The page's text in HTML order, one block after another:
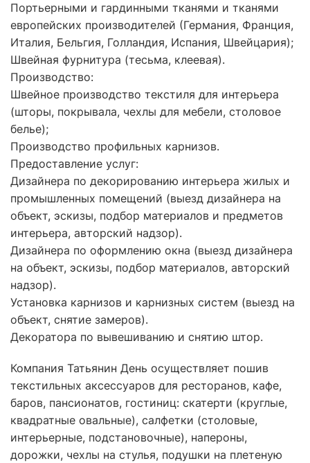
Портьерными и гардинными тканями и тканями
европейских производителей (Германия, Франция,
Италия, Бельгия, Голландия, Испания, Швейцария);
Швейная фурнитура (тесьма, клеевая).
Производство:
Швейное производство текстиля для интерьера
(шторы, покрывала, чехлы для мебели, столовое
белье);
Производство профильных карнизов.
Предоставление услуг:
Дизайнера по декорированию интерьера жилых и
промышленных помещений (выезд дизайнера на
объект, эскизы, подбор материалов и предметов
интерьера, авторский надзор).
Дизайнера по оформлению окна (выезд дизайнера
на объект, эскизы, подбор материалов, авторский
надзор).
Установка карнизов и карнизных систем (выезд на
объект, снятие замеров).
Декоратора по вывешиванию и снятию штор.
Компания Татьянин День осуществляет пошив
текстильных аксессуаров для ресторанов, кафе,
баров, пансионатов, гостиниц: скатерти (круглые,
квадратные овальные), салфетки (столовые,
интерьерные, подстановочные), напероны,
дорожки, чехлы на стулья, подушки на плетеную